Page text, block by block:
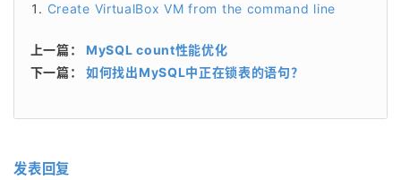
Create VirtualBox VM from the command line
上一篇： MySQL count性能优化
下一篇： 如何找出MySQL中正在锁表的语句？
发表回复